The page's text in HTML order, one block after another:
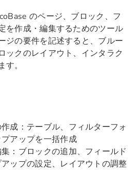
のページ、ブロック、フ
を作成・編集するためのツール
ジの要件を記述すると、ブルー
ックのレイアウト、インタラク
。
成：テーブル、フィルターフォ
アップを一括作成
：ブロックの追加、フィールド
ップの設定、レイアウトの調整